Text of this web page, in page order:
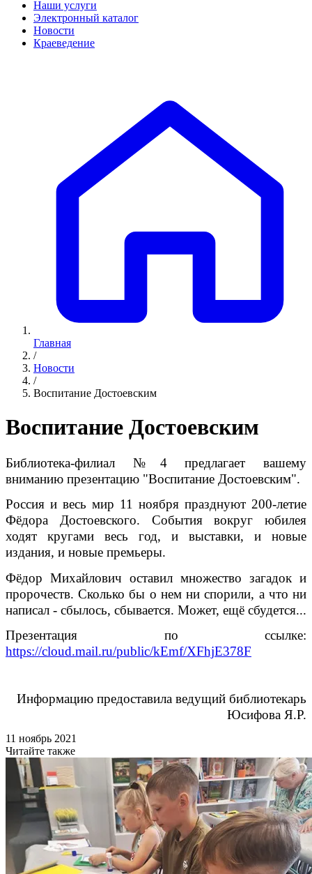
Наши услуги
Электронный каталог
Новости
Краеведение
Главная
/
Новости
/
Воспитание Достоевским
Воспитание Достоевским
Библиотека-филиал №4 предлагает вашему
вниманию презентацию "Воспитание Достоевским".
Россия и весь мир 11 ноября празднуют 200-летие
Фёдора Достоевского. События вокруг юбилея
ходят кругами весь год, и выставки, и новые
издания, и новые премьеры.
Фёдор Михайлович оставил множество загадок и
пророчеств. Сколько бы о нем ни спорили, а что ни
написал - сбылось, сбывается. Может, ещё сбудется...
Презентация по ссылке:
https://cloud.mail.ru/public/kEmf/XFhjE378F
Информацию предоставила ведущий библиотекарь
Юсифова Я.Р.
11 ноябрь 2021
Читайте также